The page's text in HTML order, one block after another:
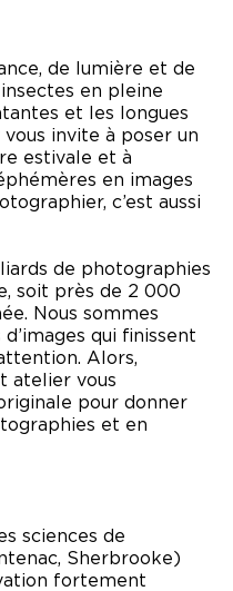
de lumière et de
en pleine
et les longues
invite à poser un
estivale et à
en images
c’est aussi
de photographies
soit près de 2 000
Nous sommes
qui finissent
Alors,
atelier vous
pour donner
et en
sciences de
Sherbrooke)
fortement